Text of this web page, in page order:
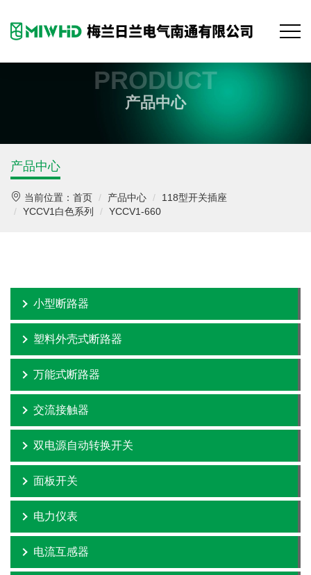
产品中心
PRODUCT
产品中心
当前位置： 首页 产品中心
118型开关插座
YCCV1白色系列
YCCV1-660
小型断路器
塑料外壳式断路器
万能式断路器
交流接触器
双电源自动转换开关
面板开关
电力仪表
电流互感器